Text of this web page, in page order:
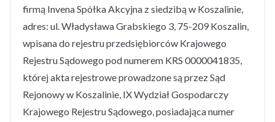
firmą Invena Spółka Akcyjna z siedzibą w Koszalinie,
adres: ul. Władysława Grabskiego 3, 75-209 Koszalin,
wpisana do rejestru przedsiębiorców Krajowego
Rejestru Sądowego pod numerem KRS 0000041835,
której akta rejestrowe prowadzone są przez Sąd
Rejonowy w Koszalinie, IX Wydział Gospodarczy
Krajowego Rejestru Sądowego, posiadająca numer